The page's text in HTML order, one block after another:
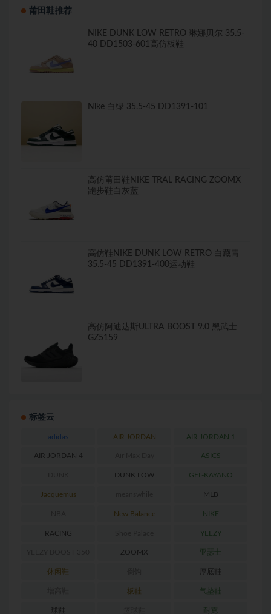
莆田鞋推荐
NIKE DUNK LOW RETRO 琳娜贝尔 35.5-
40 DD1503-601高仿板鞋
Nike 白绿 35.5-45 DD1391-101
高仿莆田鞋NIKE TRAL RACING ZOOMX
跑步鞋白灰蓝
高仿鞋NIKE DUNK LOW RETRO 白藏青
35.5-45 DD1391-400运动鞋
高仿阿迪达斯ULTRA BOOST 9.0 黑武士
GZ5159
标签云
adidas AIR JORDAN AIR JORDAN 1
AIR JORDAN 4 ASICS
DUNK LOW GEL-KAYANO
Jacquemus MLB
New Balance NIKE
RACING YEEZY
ZOOMX 亚瑟士
休闲鞋 厚底鞋
板鞋 气垫鞋
球鞋 耐克